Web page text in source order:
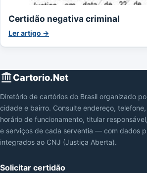
Certidão negativa criminal
Ler artigo →
Cartorio.Net
Diretório de cartórios do Brasil organizado
cidade e bairro. Consulte endereço,
horário de funcionamento, titular
e serviços de cada serventia — com dados
integrados ao CNJ (Justiça Aberta).
Solicitar certidão